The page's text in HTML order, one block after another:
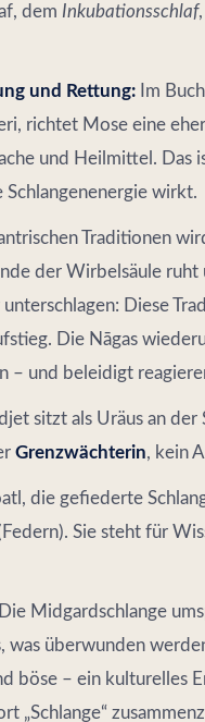
dem Inkubationsschlaf
und Rettung: Im
richtet Mose eine
und Heilmittel. Das
Schlangenenergie wirkt.
Traditionen
der Wirbelsäule
Diese
Die Nāgas
– und beleidigt
sitzt als Uräus an der
Grenzwächterin, kein
die gefiederte
Sie steht für
Die Midgardschlange
was überwunden
böse – ein kulturelles
„Schlange“